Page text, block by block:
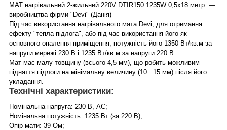
МАТ нагрівальний 2-жильний 220V DTIR150 1235W 0,5х18 метр. —
виробництва фірми "Devi" (Данія)
Під час використання нагрівального мата Devi, для отримання
ефекту "тепла підлога", або під час використання його як
основного опалення приміщення, потужність його 1350 Вт/кв.м за
напруги мережі 230 В і 1235 Вт/кв.м за напруги 220 В.
Мат має малу товщину (всього 4,5 мм), що робить можливим
підняття підлоги на мінімальну величину (10...15 мм) після його
укладання.
Технічні характеристики:
Номінальна напруга: 230 В, АС;
Номінальна потужність: 1235 Вт (за 220 В);
Опір мати: 39 Ом;